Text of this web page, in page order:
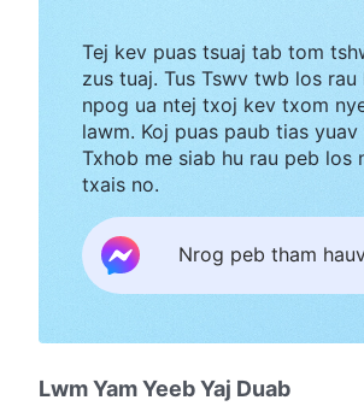
Tej kev puas tsuaj tab tom
zus tuaj. Tus Tswv twb los
npog ua ntej txoj kev txom
lawm. Koj puas paub tias
Txhob me siab hu rau peb los
txais no.
Nrog peb tham
Lwm Yam Yeeb Yaj Duab